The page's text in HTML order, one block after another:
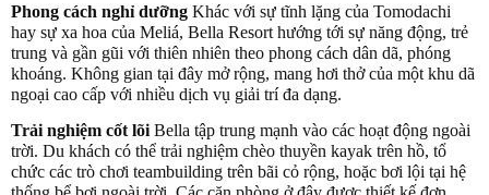
Phong cách nghỉ dưỡng Khác với sự tĩnh lặng của Tomodachi
hay sự xa hoa của Meliá, Bella Resort hướng tới sự năng động, trẻ
trung và gần gũi với thiên nhiên theo phong cách dân dã, phóng
khoáng. Không gian tại đây mở rộng, mang hơi thở của một khu dã
ngoại cao cấp với nhiều dịch vụ giải trí đa dạng.
Trải nghiệm cốt lõi Bella tập trung mạnh vào các hoạt động ngoài
trời. Du khách có thể trải nghiệm chèo thuyền kayak trên hồ, tổ
chức các trò chơi teambuilding trên bãi cỏ rộng, hoặc bơi lội tại hệ